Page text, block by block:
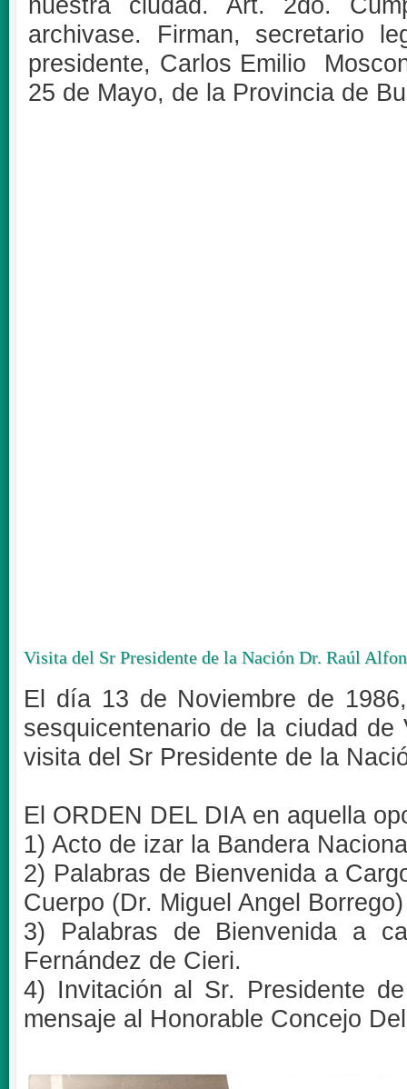
archivase. Firman, secretario
presidente, Carlos Emilio
25 de Mayo, de la Provincia de
Visita del Sr Presidente de la Nación Dr. Raúl
El día 13 de Noviembre de
sesquicentenario de la ciudad
visita del Sr Presidente de la
El ORDEN DEL DIA en aquella
1) Acto de izar la Bandera
2) Palabras de Bienvenida a
Cuerpo (Dr. Miguel Angel Borrego)
3) Palabras de Bienvenida a
Fernández de Cieri.
4) Invitación al Sr. Presidente
mensaje al Honorable Concejo